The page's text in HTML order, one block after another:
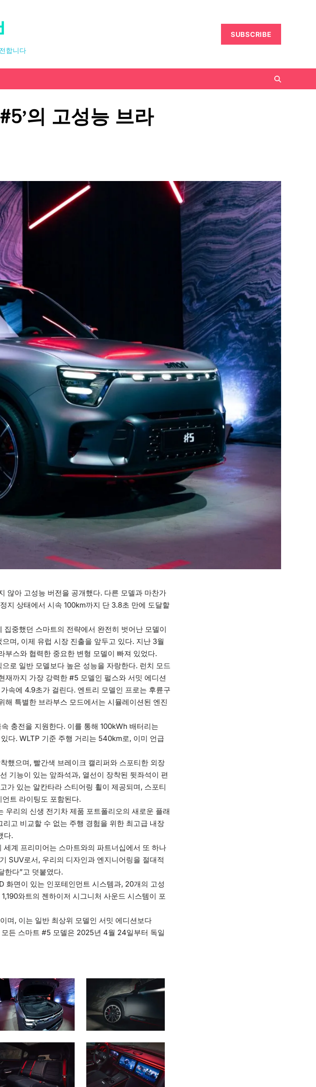
합니다
SUBSCRIBE
의 고성능 브라
않아 고성능 버전을 공개했다. 다른 모델과 마찬가
지 상태에서 시속 100km까지 단 3.8초 만에 도달할
중했던 스마트의 전략에서 완전히 벗어난 모델이
며, 이제 유럽 시장 진출을 앞두고 있다. 지난 3월
부스와 협력한 중요한 변형 모델이 빠져 있었다.
로 일반 모델보다 높은 성능을 자랑한다. 런치 모드
까지 가장 강력한 #5 모델인 펄스와 서밋 에디션
속에 4.9초가 걸린다. 엔트리 모델인 프로는 후륜구
특별한 브라부스 모드에서는 시뮬레이션된 엔진
충전을 지원한다. 이를 통해 100kWh 배터리는
다. WLTP 기준 주행 거리는 540km로, 이미 언급
했으며, 빨간색 브레이크 캘리퍼와 스포티한 외장
기능이 있는 앞좌석과, 열선이 장착된 뒷좌석이 편
가 있는 알칸타라 스티어링 휠이 제공되며, 스포티
트 라이팅도 포함된다.
우리의 신생 전기차 제품 포트폴리오의 새로운 플래
고 비교할 수 없는 주행 경험을 위한 최고급 내장
다.
계 프리미어는 스마트와의 파트너십에서 또 하나
SUV로서, 우리의 디자인과 엔지니어링을 절대적
한다”고 덧붙였다.
화면이 있는 인포테인먼트 시스템과, 20개의 고성
와트의 젠하이저 시그니처 사운드 시스템이 포
며, 이는 일반 최상위 모델인 서밋 에디션보다
든 스마트 #5 모델은 2025년 4월 24일부터 독일